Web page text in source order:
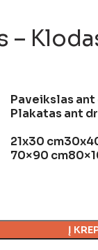
–
Paveikslas
Plakatas ant
21x30 cm
70×90 cm
Į